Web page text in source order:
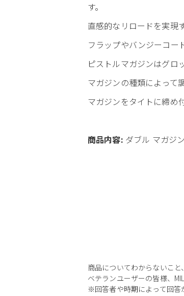
す。
直感的なリロードを実現
フラップやバンジーコー
ピストルマガジンはグロ
マガジンの種類によって
マガジンをタイトに締め
商品内容: ダブル マガジ
商品についてわからないこと
ベテランユーザーの皆様、
※回答者や時期によって回答